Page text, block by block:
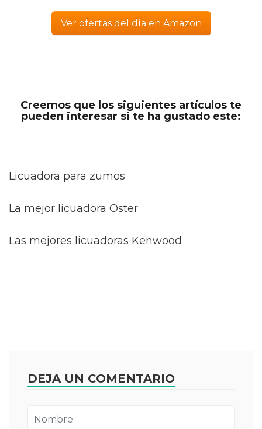
Ver ofertas del día en Amazon
Creemos que los siguientes artículos te
pueden interesar si te ha gustado este:
Licuadora para zumos
La mejor licuadora Oster
Las mejores licuadoras Kenwood
DEJA UN COMENTARIO